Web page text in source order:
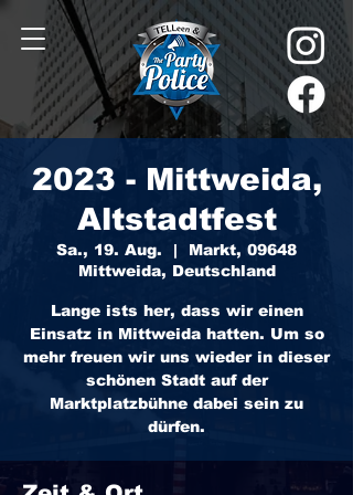
2023 - Mittweida,
Altstadtfest
Sa., 19. Aug.
  |
Markt, 09648
Mittweida, Deutschland
Lange ists her, dass wir einen
Einsatz in Mittweida hatten. Um so
mehr freuen wir uns wieder in dieser
schönen Stadt auf der
Marktplatzbühne dabei sein zu
dürfen.